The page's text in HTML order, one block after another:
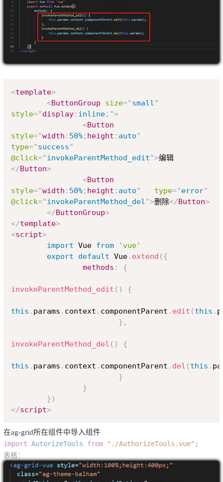
<template>
<ButtonGroup size="small "
style="display: inline; ">
<Button
style="width : 50%; height : auto"
type="success"
@click="invokeParentMethod_edit">编辑
</Button>
<Button
style="width : 50%; height : auto" type="error"
@click="invokeParentMethod_del ">删除</Button>
</ButtonGroup>
</template>
<script>
import Vue from
'vue'
export
default Vue. extend ( {
methods : {
invokeParentMethod_edit ( ) {
this . params . context . componentParent . edit ( this .
} ,
invokeParentMethod_del ( ) {
this . params . context . componentParent . del ( this .
}
}
} )
</script>
在ag-grid所在组件中导入组件
import AutorizeTools from "./AuthorizeTools.vue" ;
表格：